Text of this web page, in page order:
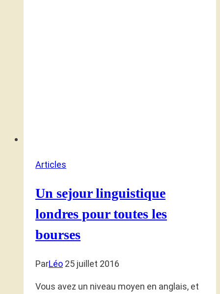
Articles
Un sejour linguistique
londres pour toutes les
bourses
ParLéo 25 juillet 2016
Vous avez un niveau moyen en anglais, et